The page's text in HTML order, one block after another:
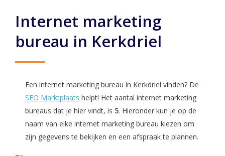
Internet marketing
bureau in Kerkdriel
Een internet marketing bureau in Kerkdriel vinden? De
SEO Marktplaats helpt! Het aantal internet marketing
bureaus dat je hier vindt, is 5. Hieronder kun je op de
naam van elke internet marketing bureau kiezen om
zijn gegevens te bekijken en een afspraak te plannen.